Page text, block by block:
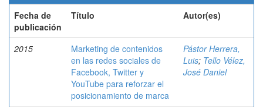
Fecha de
publicación
Título Autor(es)
2015
Marketing de contenidos
en las redes sociales de
Facebook, Twitter y
YouTube para reforzar el
posicionamiento de marca
Pástor Herrera,
Luis; Tello Vélez,
José Daniel